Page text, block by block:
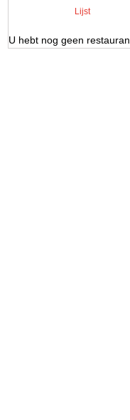
Lijst
U hebt nog geen